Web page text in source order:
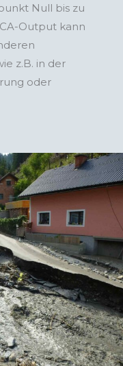
Null bis zu
Output kann
z.B. in der
oder